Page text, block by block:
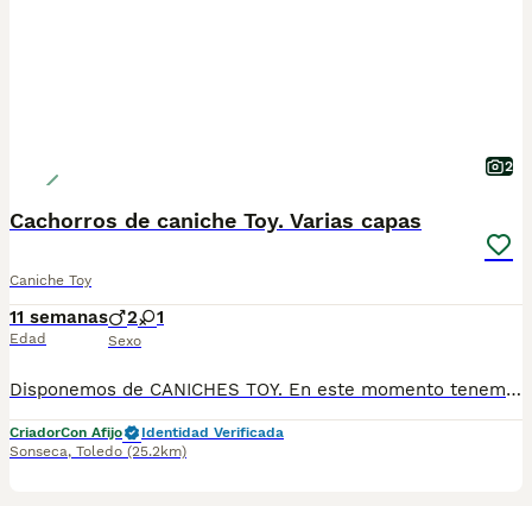
2
Cachorros de caniche Toy. Varias capas
Caniche Toy
11 semanas
Edad
2 1
Sexo
Disponemos de CANICHES TOY. En este momento tenemos en color negro, color apricot/rojo y color chocolate. Son cachorros nacionales, criados por nosotros, en nuestro centro, con pedigrí, Inscritos en el Libro de Orígenes Canino de España de la Federación Cinologica, se entregan con una garantía sanitaria escrita y contrato de compraventa, desparasitados y vacunados (con su cartilla sanitaria). Lo ideal es venir al criadero, conocer la camada, interactuar con ellos, ver comportamiento, carácter, etc y valorar. Si se decide visitar el criadero, ruego sea previa cita para dedicarles el tiempo que necesiten y aclararles las dudas. Padres a la vista en el criadero y excelente carácter, de 3,100 kilos el padre y 2,900 kilos la madre aproximadamente. A los padres les hemos realizado pruebas genéticas con marcadores de ADN para determinar que están libres de una serie de enfermedades: √ Hipocatalasia (Afecta al Sistema Digestivo). √ PRA (Atrofia Progresiva de Retina). √ Enfermedad de Von-Willebrands tipo 1 (Trastorno Hemorrágico). √ Hiperuricemia (HUU) (Trastorno del Sistema Urinario). √ La Osteocondrodisplasia (TOC) (Afecta al Sistema Esquelético). √ La Heterocigosidad. √ Gangliosidosis (GM2 Type II) (Afecta al Sistema Nervioso). √ Mielopatía Degenerativa, DM (Afecta al Sistema Nervioso). √ PRCD (Degeneración Progresiva de Órganos Sensoriales). √ Encefalopatía neonatal (Afecta al desarrollo del Sistema Nervioso). LLAMENOS Y LES INFORMAMOS AL 609369666 Estamos en Sonseca. Toledo POSIBILIDAD DE PAGAR A PLAZOS
CriadorCon Afijo
Identidad Verificada
Sonseca, Toledo (25.2km)